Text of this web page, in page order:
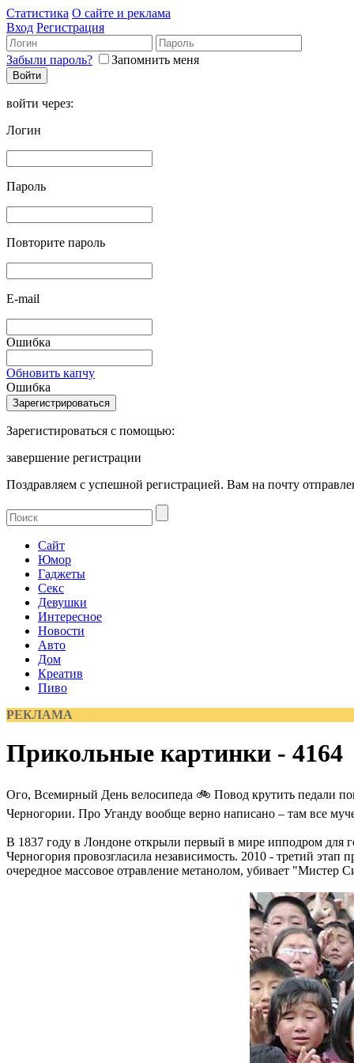
Статистика О сайте и реклама
Вход Регистрация
Забыли пароль? Запомнить меня
войти через:
Логин
Пароль
Повторите пароль
E-mail
Ошибка
Обновить капчу
Ошибка
Зарегистироваться с помощью:
завершение регистрации
Поздравляем с успешной регистрацией. Вам на почту
Сайт
Юмор
Гаджеты
Секс
Девушки
Интересное
Новости
Авто
Дом
Креатив
Пиво
РЕКЛАМА
Прикольные картинки - 4164
Ого, Всемирный День велосипеда 🚲 Повод крутить педали
Черногории. Про Уганду вообще верно написано – там все
В 1837 году в Лондоне открыли первый в мире ипподром для
Черногория провозгласила независимость. 2010 - третий
очередное массовое отравление метанолом, убивает "Мистер